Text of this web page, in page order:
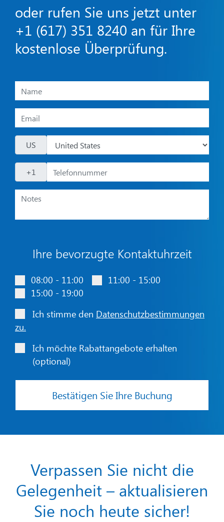
oder rufen Sie uns jetzt unter
+1 (617) 351 8240 an für Ihre
kostenlose Überprüfung.
US
+1
Ihre bevorzugte Kontaktuhrzeit
08:00 - 11:00
11:00 - 15:00
15:00 - 19:00
Ich stimme den Datenschutzbestimmungen
zu.
Ich möchte Rabattangebote erhalten
(optional)
Bestätigen Sie Ihre Buchung
Verpassen Sie nicht die
Gelegenheit – aktualisieren
Sie noch heute sicher!